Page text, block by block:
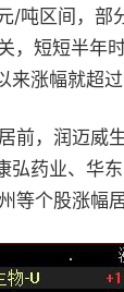
/吨区间，部
，短短半年
来涨幅就超过
前，润迈威
弘药业、华
等个股涨幅居